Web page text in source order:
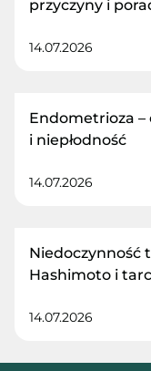
przyczyny i
14.07.2026
Endometrioza –
i niepłodność
14.07.2026
Niedoczynność
Hashimoto i
14.07.2026